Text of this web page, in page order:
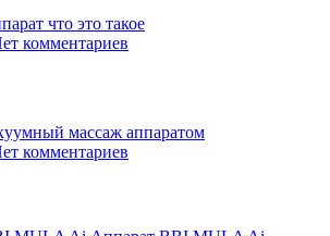
что это такое
комментариев
массаж аппаратом
комментариев